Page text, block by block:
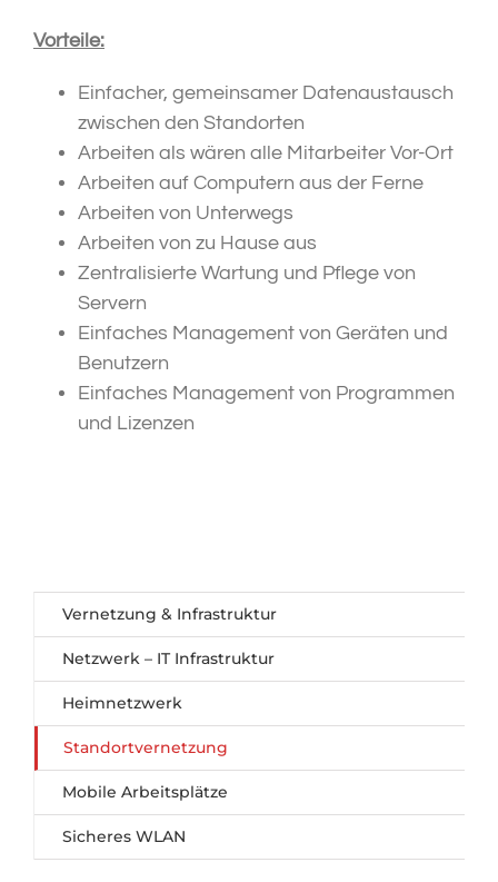
Vorteile:
Einfacher, gemeinsamer Datenaustausch
zwischen den Standorten
Arbeiten als wären alle Mitarbeiter Vor-Ort
Arbeiten auf Computern aus der Ferne
Arbeiten von Unterwegs
Arbeiten von zu Hause aus
Zentralisierte Wartung und Pflege von
Servern
Einfaches Management von Geräten und
Benutzern
Einfaches Management von Programmen
und Lizenzen
Vernetzung & Infrastruktur
Netzwerk – IT Infrastruktur
Heimnetzwerk
Standortvernetzung
Mobile Arbeitsplätze
Sicheres WLAN